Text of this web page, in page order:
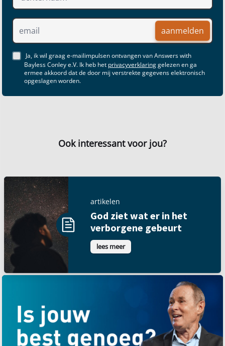
aanmelden
Ja, ik wil graag e-mailimpulsen ontvangen van Answers with
Bayless Conley e.V. Ik heb het privacyverklaringgelezen en ga
ermee akkoord dat de door mij verstrekte gegevens elektronisch
opgeslagen worden.
Ook interessant voor jou?
artikelen
God ziet wat er in het
verborgene gebeurt
lees meer